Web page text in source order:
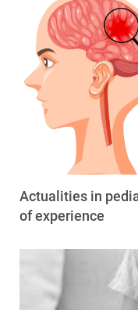
Actualities in
of experience